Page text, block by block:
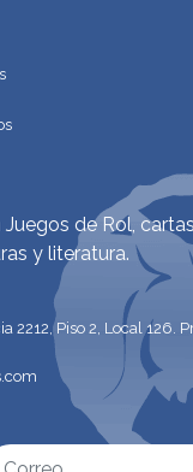
Juegos de Rol,
y literatura.
2212, Piso 2, Local 126.